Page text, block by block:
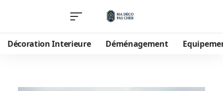
Décoration Interieure Déménagement